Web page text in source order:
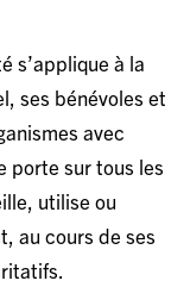
s’applique à la
ses bénévoles et
avec
porte sur tous les
utilise ou
au cours de ses